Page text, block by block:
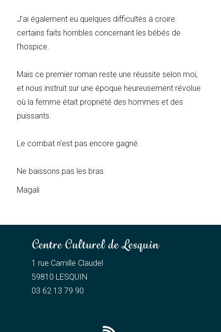
J’ai également eu quelques difficultés à croire
certains faits horribles concernant les bébés de
l’hospice.
Mais ce premier roman reste une réussite selon moi,
et nous instruit sur une époque heureusement révolue
où la femme était propriété des hommes et des
puissants.
Le combat n’est pas encore gagné.
Ne baissons pas les bras.
Magali
Centre Culturel de Lesquin
1 rue Camille Claudel
59810 LESQUIN
03 62 13 79 90